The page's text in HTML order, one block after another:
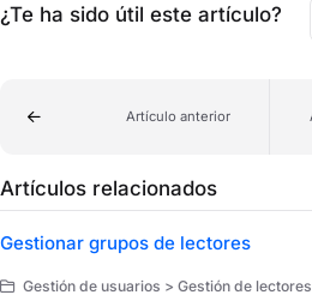
¿Te ha sido útil este artículo?
Artículo anterior
Artículos relacionados
Gestionar grupos de lectores
Gestión de usuarios > Gestión de